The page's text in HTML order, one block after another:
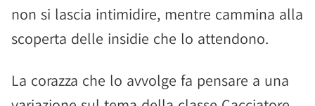
non si lascia intimidire, mentre cammina alla
scoperta delle insidie che lo attendono.
La corazza che lo avvolge fa pensare a una